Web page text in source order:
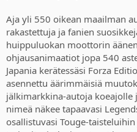
Aja yli 550 oikean maailman
rakastettuja ja fanien
huippuluokan moottorin
ohjausanimaatiot jopa 540
Japania kerätessäsi Forza
asennettu äärimmäisiä
jälkimarkkina-autoja koeajolle
nimeä näkee tapaavasi
osallistuvasi Touge-